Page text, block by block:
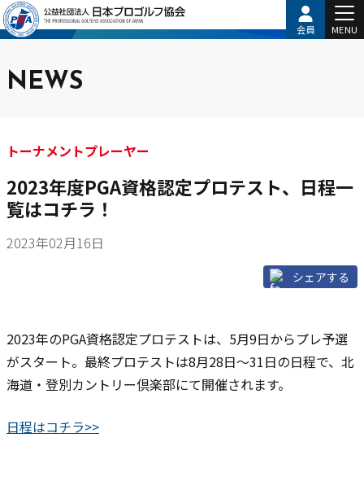
会員 MENU
NEWS
トーナメントプレーヤー
2023年度PGA資格認定プロテスト、日程一
覧はコチラ！
2023年02月16日
シェアする
2023年のPGA資格認定プロテストは、5月9日からプレ予選
がスタート。最終プロテストは8月28日～31日の日程で、北
海道・登別カントリー倶楽部にて開催されます。
日程はコチラ>>